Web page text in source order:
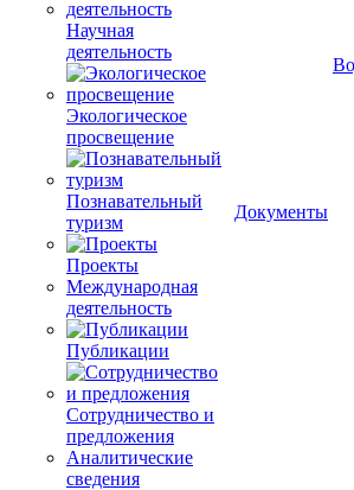
Научная
деятельность
Экологическое
просвещение
Познавательный
туризм
Проекты
Международная
деятельность
Публикации
Сотрудничество и
предложения
Аналитические
сведения
Документы